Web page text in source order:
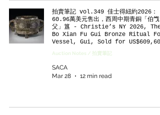
拍賣筆記 vol.349 佳士得紐約2026：
60.96萬美元售出，西周中期青銅「伯㦰
父」簋 - Christie’s NY 2026, The
Bo Xian Fu Gui Bronze Ritual
Vessel, Gui, Sold for US$609,600
Auction Notes / 拍賣筆記
SACA
Mar 28
12 min read